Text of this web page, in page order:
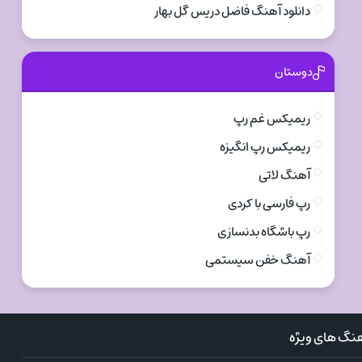
دانلود آهنگ فاضل دریس گل بهار
دوستان
ریمیکس غم رپ
ریمیکس رپ انگیزه
آهنگ لاتی
رپ فارسی با کردی
رپ باشگاه بدنسازی
آهنگ خفن سیستمی
های ویژه